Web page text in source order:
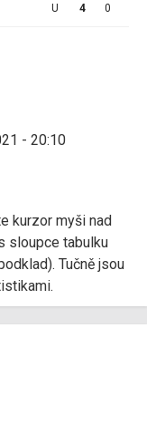
U 4 0
- 20:10
kurzor myši nad
sloupce tabulku
Tučně jsou